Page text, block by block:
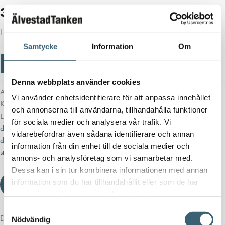
Samtycke Information Om
Denna webbplats använder cookies
Vi använder enhetsidentifierare för att anpassa innehållet
och annonserna till användarna, tillhandahålla funktioner
för sociala medier och analysera vår trafik. Vi
vidarebefordrar även sådana identifierare och annan
information från din enhet till de sociala medier och
annons- och analysföretag som vi samarbetar med.
Dessa kan i sin tur kombinera informationen med annan
information som du har tillhandahållit eller som de har
Nödvändig
38 000 kr
I lager
-
Stationär
Deso
2350
mängd
+ Lägg till i varukorg
Artikelnr:
Kategorier:Dieseltankar & utrustning,Dieseltankar 1200-9000 liter
Etiketter:Cistern Diesel,Dieseltank 1000 liter,Dieseltank 1500 liter,
dieseltank 2000 liter,Dieseltank 2500 liter,dieseltank i plast
dubbelmantlad dieseltank ,Farmartank,farmartank i plast, färmartanken
stationär dieseltank
Ladda ner produktblad
Detaljerad beskrivning